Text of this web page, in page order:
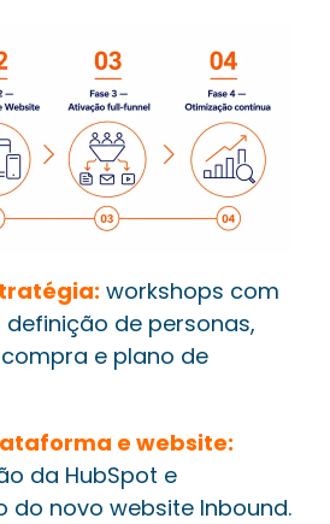
workshops com
definição de personas,
e plano de
e website:
da HubSpot e
do novo website Inbound.